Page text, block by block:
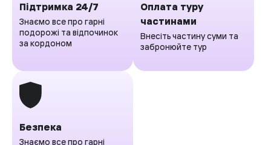
Підтримка 24/7
Знаємо все про гарні
подорожі та відпочинок
за кордоном
Оплата туру
частинами
Внесіть частину суми та
забронюйте тур
Безпека
Знаємо все про гарні